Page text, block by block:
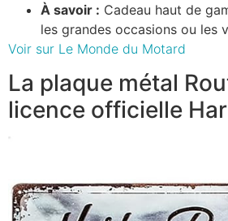
À savoir : Cadeau haut de
les grandes occasions ou les
Voir sur Le Monde du Motard
La plaque métal
licence officielle